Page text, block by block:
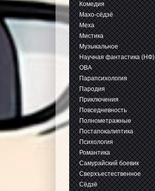
Комедия
Махо-сёдзё
Меха
Мистика
Музыкальное
Научная фантастика (НФ)
ОВА
Парапсихология
Пародия
Приключения
Повседневность
Полнометражные
Постапокалиптика
Психология
Романтика
Самурайский боевик
Сверхъестественное
Сёдзё